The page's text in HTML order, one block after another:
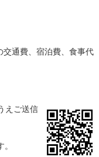
交通費、宿泊費、食事代
えご送信